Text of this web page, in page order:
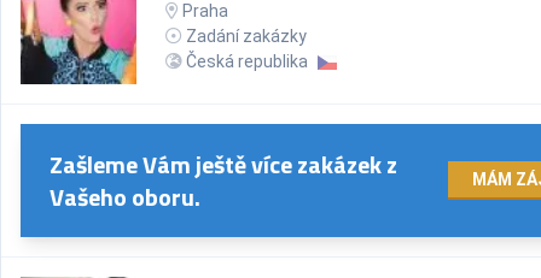
Praha
Zadání zakázky
Česká republika
Zašleme Vám ještě více zakázek z
Vašeho oboru.
MÁM